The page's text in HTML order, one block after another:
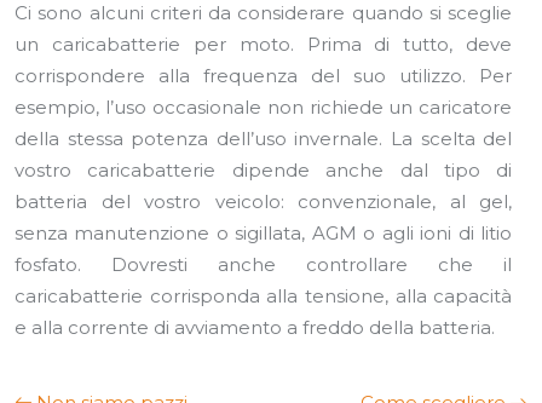
Ci sono alcuni criteri da considerare quando si sceglie
un caricabatterie per moto. Prima di tutto, deve
corrispondere alla frequenza del suo utilizzo. Per
esempio, l’uso occasionale non richiede un caricatore
della stessa potenza dell’uso invernale. La scelta del
vostro caricabatterie dipende anche dal tipo di
batteria del vostro veicolo: convenzionale, al gel,
senza manutenzione o sigillata, AGM o agli ioni di litio
fosfato. Dovresti anche controllare che il
caricabatterie corrisponda alla tensione, alla capacità
e alla corrente di avviamento a freddo della batteria.